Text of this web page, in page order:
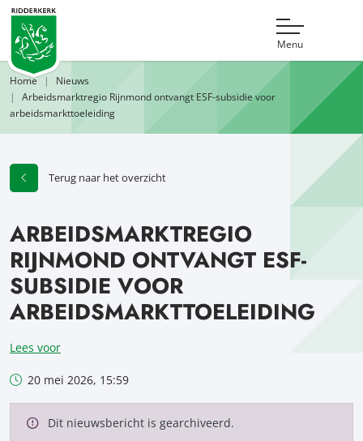
Menu
Home
Nieuws
Arbeidsmarktregio Rijnmond ontvangt ESF-subsidie voor
arbeidsmarkttoeleiding
Terug naar het overzicht
ARBEIDSMARKTREGIO
RIJNMOND ONTVANGT ESF-
SUBSIDIE VOOR
ARBEIDSMARKTTOELEIDING
Lees voor
20 mei 2026, 15:59
Dit nieuwsbericht is gearchiveerd.